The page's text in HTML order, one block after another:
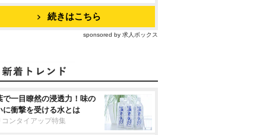
続きはこちら
sponsored by 求人ボックス
で一目瞭然の浸透力！味の
に衝撃を受ける水とは
コンタイアップ特集